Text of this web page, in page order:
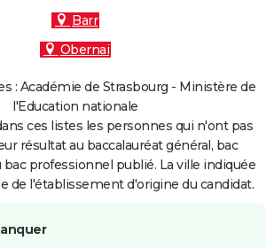
Barr
Obernai
: Académie de Strasbourg - Ministère de
l'Education nationale
ces listes les personnes qui n'ont pas
résultat au baccalauréat général, bac
professionnel publié. La ville indiquée
de l'établissement d'origine du candidat.